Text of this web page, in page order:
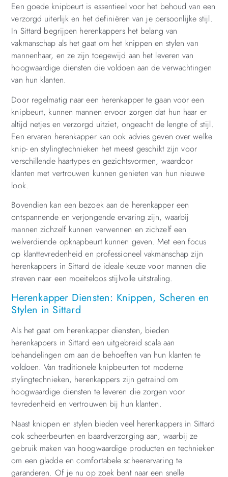
Een goede knipbeurt is essentieel voor het behoud van een
verzorgd uiterlijk en het definiëren van je persoonlijke stijl.
In Sittard begrijpen herenkappers het belang van
vakmanschap als het gaat om het knippen en stylen van
mannenhaar, en ze zijn toegewijd aan het leveren van
hoogwaardige diensten die voldoen aan de verwachtingen
van hun klanten.
Door regelmatig naar een herenkapper te gaan voor een
knipbeurt, kunnen mannen ervoor zorgen dat hun haar er
altijd netjes en verzorgd uitziet, ongeacht de lengte of stijl.
Een ervaren herenkapper kan ook advies geven over welke
knip- en stylingtechnieken het meest geschikt zijn voor
verschillende haartypes en gezichtsvormen, waardoor
klanten met vertrouwen kunnen genieten van hun nieuwe
look.
Bovendien kan een bezoek aan de herenkapper een
ontspannende en verjongende ervaring zijn, waarbij
mannen zichzelf kunnen verwennen en zichzelf een
welverdiende opknapbeurt kunnen geven. Met een focus
op klanttevredenheid en professioneel vakmanschap zijn
herenkappers in Sittard de ideale keuze voor mannen die
streven naar een moeiteloos stijlvolle uitstraling.
Herenkapper Diensten: Knippen, Scheren en
Stylen in Sittard
Als het gaat om herenkapper diensten, bieden
herenkappers in Sittard een uitgebreid scala aan
behandelingen om aan de behoeften van hun klanten te
voldoen. Van traditionele knipbeurten tot moderne
stylingtechnieken, herenkappers zijn getraind om
hoogwaardige diensten te leveren die zorgen voor
tevredenheid en vertrouwen bij hun klanten.
Naast knippen en stylen bieden veel herenkappers in Sittard
ook scheerbeurten en baardverzorging aan, waarbij ze
gebruik maken van hoogwaardige producten en technieken
om een gladde en comfortabele scheerervaring te
garanderen. Of je nu op zoek bent naar een snelle